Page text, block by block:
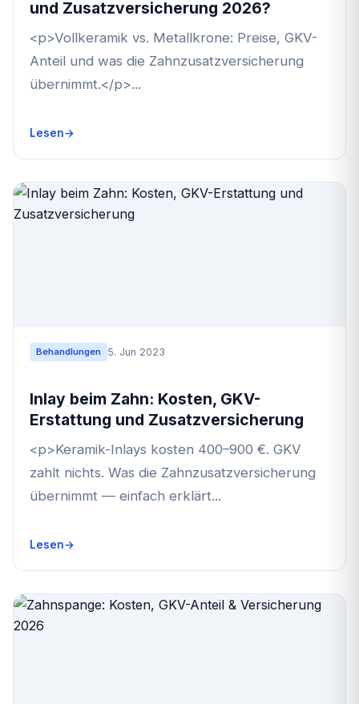
und Zusatzversicherung 2026?
<p>Vollkeramik vs. Metallkrone: Preise, GKV-
Anteil und was die Zahnzusatzversicherung
übernimmt.</p>...
Lesen
Behandlungen 5. Jun 2023
Inlay beim Zahn: Kosten, GKV-
Erstattung und Zusatzversicherung
<p>Keramik-Inlays kosten 400–900 €. GKV
zahlt nichts. Was die Zahnzusatzversicherung
übernimmt — einfach erklärt...
Lesen